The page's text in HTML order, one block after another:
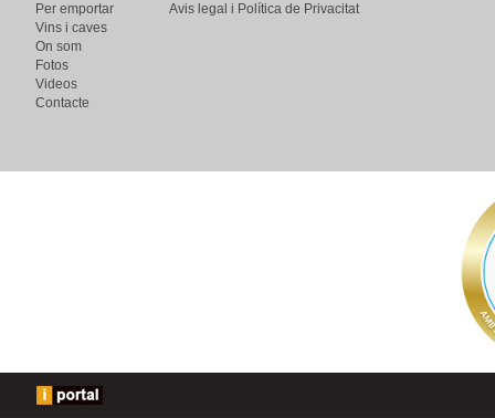
Per emportar
Vins i caves
On som
Fotos
Videos
Contacte
Avis legal i Política de Privacitat